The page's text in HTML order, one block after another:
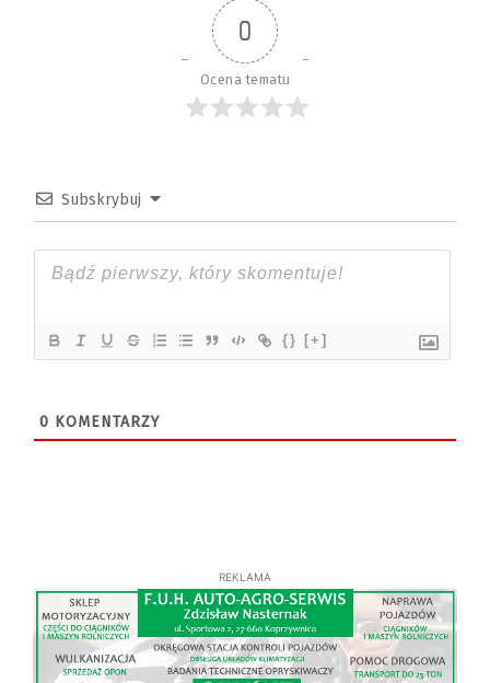
0
Ocena tematu
Subskrybuj
{} [+]
0 KOMENTARZY
REKLAMA